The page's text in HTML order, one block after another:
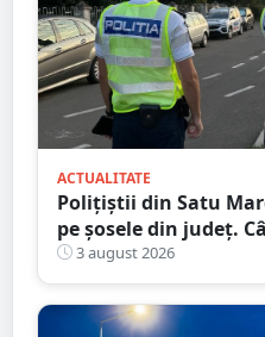
ACTUALITATE
Polițiștii din Satu
pe șosele din județ.
3 august 2026